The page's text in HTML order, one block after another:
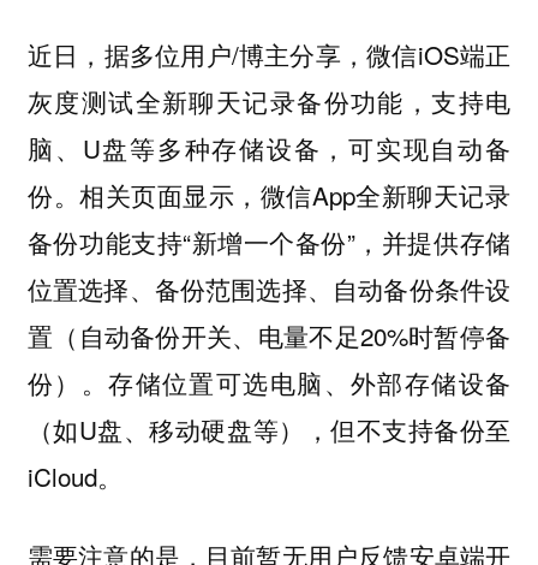
近日，据多位用户/博主分享，微信iOS端正
灰度测试全新聊天记录备份功能，支持电
脑、U盘等多种存储设备，可实现自动备
份。相关页面显示，微信App全新聊天记录
备份功能支持“新增一个备份”，并提供存储
位置选择、备份范围选择、自动备份条件设
置（自动备份开关、电量不足20%时暂停备
份）。存储位置可选电脑、外部存储设备
（如U盘、移动硬盘等），但不支持备份至
iCloud。
需要注意的是，目前暂无用户反馈安卓端开